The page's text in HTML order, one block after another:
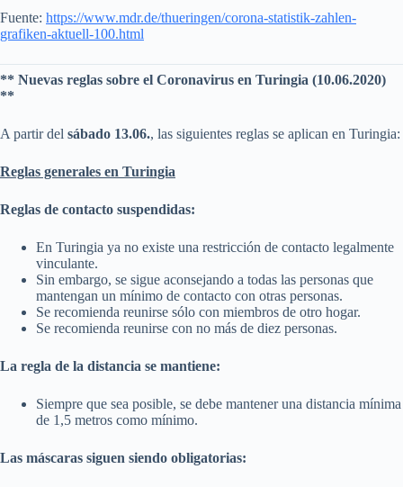
Fuente: https://www.mdr.de/thueringen/corona-statistik-zahlen-
grafiken-aktuell-100.html
** Nuevas reglas sobre el Coronavirus en Turingia (10.06.2020)
**
A partir del sábado 13.06., las siguientes reglas se aplican en Turingia:
Reglas generales en Turingia
Reglas de contacto suspendidas:
En Turingia ya no existe una restricción de contacto legalmente
vinculante.
Sin embargo, se sigue aconsejando a todas las personas que
mantengan un mínimo de contacto con otras personas.
Se recomienda reunirse sólo con miembros de otro hogar.
Se recomienda reunirse con no más de diez personas.
La regla de la distancia se mantiene:
Siempre que sea posible, se debe mantener una distancia mínima
de 1,5 metros como mínimo.
Las máscaras siguen siendo obligatorias: